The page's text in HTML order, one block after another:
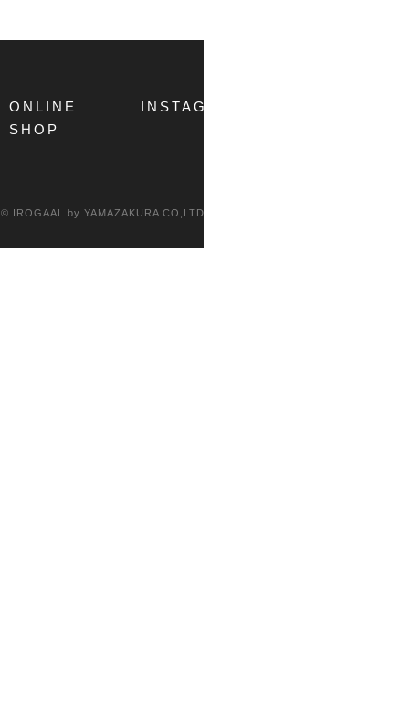
ONLINE
SHOP
INSTAGRAM
© IROGAAL by YAMAZAKURA CO,LTD